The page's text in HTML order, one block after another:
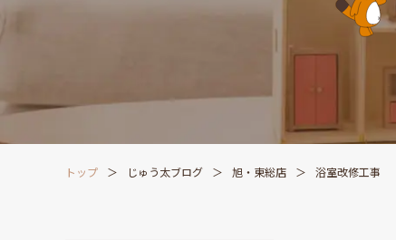
トップ じゅう太ブログ 旭・東総店 浴室改修工事